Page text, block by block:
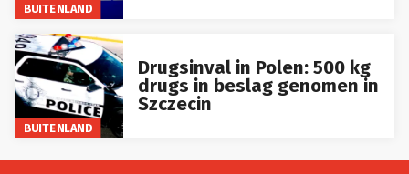
BUITENLAND
BUITENLAND
Drugsinval in Polen: 500 kg
drugs in beslag genomen in
Szczecin